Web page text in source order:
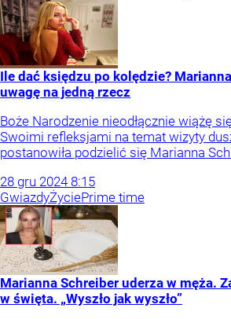
Ile dać księdzu po kolędzie?
uwagę na jedną rzecz
Boże Narodzenie nieodłącznie wiążę
Swoimi refleksjami na temat wizyty
postanowiła podzielić się Marianna
28 gru 2024 8:15
GwiazdyŻyciePrime time
Marianna Schreiber uderza w męża.
w święta. „Wyszło jak wyszło”